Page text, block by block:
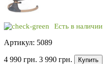
Есть в наличии
Артикул: 5089
4 990 грн. 3 990 грн.
Купить